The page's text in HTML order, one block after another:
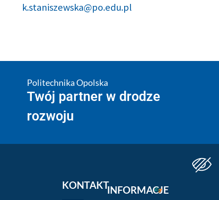
k.staniszewska@po.edu.pl
Politechnika Opolska
Twój partner w drodze
rozwoju
KONTAKTINFORMACJE